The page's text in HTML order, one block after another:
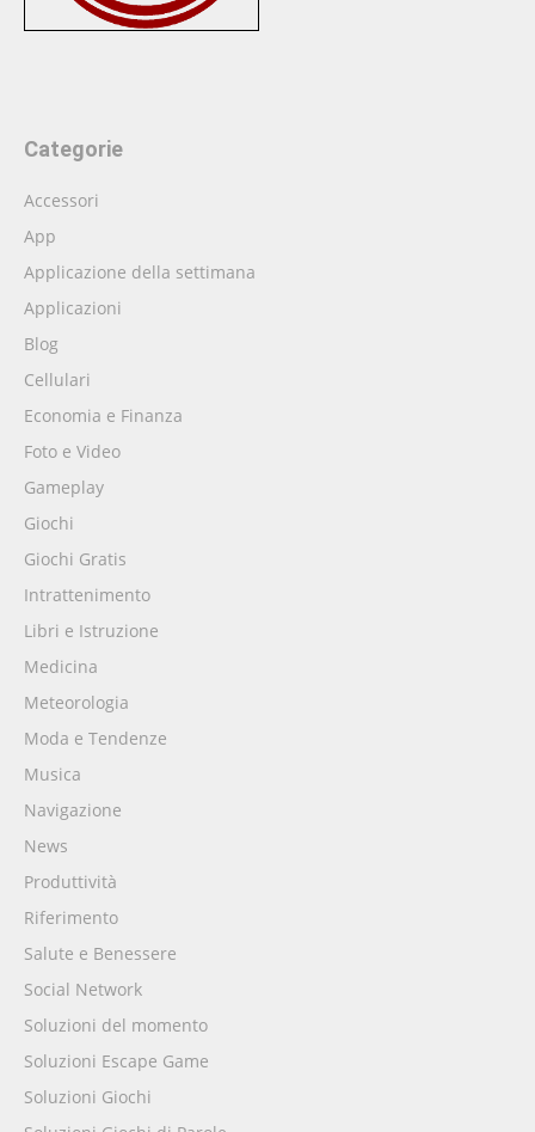
Categorie
Accessori
App
Applicazione della settimana
Applicazioni
Blog
Cellulari
Economia e Finanza
Foto e Video
Gameplay
Giochi
Giochi Gratis
Intrattenimento
Libri e Istruzione
Medicina
Meteorologia
Moda e Tendenze
Musica
Navigazione
News
Produttività
Riferimento
Salute e Benessere
Social Network
Soluzioni del momento
Soluzioni Escape Game
Soluzioni Giochi